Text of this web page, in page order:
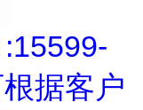
据客户